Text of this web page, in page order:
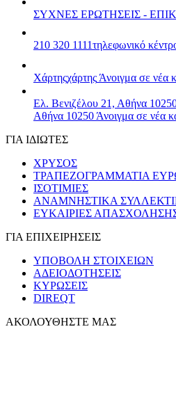
ΣΥΧΝΕΣ ΕΡΩΤΗΣΕΙΣ -
210 320 1111τηλεφωνικό
Χάρτηςχάρτης Άνοιγμα σε νέα
Ελ. Βενιζέλου 21, Αθήνα
Αθήνα 10250 Άνοιγμα σε νέα
ΓΙΑ ΙΔΙΩΤΕΣ
ΧΡΥΣΟΣ
ΤΡΑΠΕΖΟΓΡΑΜΜΑΤΙΑ
ΙΣΟΤΙΜΙΕΣ
ΑΝΑΜΝΗΣΤΙΚΑ
ΕΥΚΑΙΡΙΕΣ
ΓΙΑ ΕΠΙΧΕΙΡΗΣΕΙΣ
ΥΠΟΒΟΛΗ ΣΤΟΙΧΕΙΩΝ
ΑΔΕΙΟΔΟΤΗΣΕΙΣ
ΚΥΡΩΣΕΙΣ
DIREQT
ΑΚΟΛΟΥΘΗΣΤΕ ΜΑΣ